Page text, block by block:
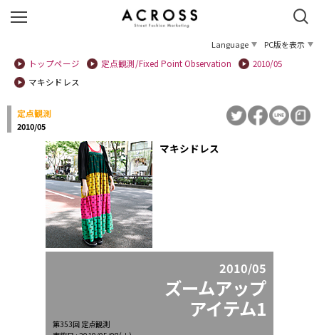
Language
PC版を表示
トップページ
定点観測/Fixed Point Observation
2010/05
マキシドレス
定点観測
2010/05
マキシドレス
2010/05
ズームアップ
アイテム1
第353回 定点観測